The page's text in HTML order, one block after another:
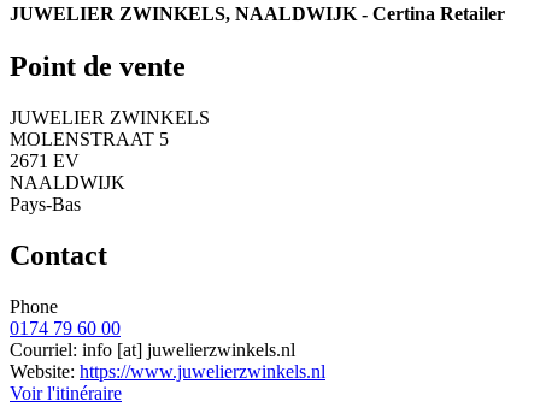
JUWELIER ZWINKELS, NAALDWIJK - Certina Retailer
Point de vente
JUWELIER ZWINKELS
MOLENSTRAAT 5
2671 EV
NAALDWIJK
Pays-Bas
Contact
Phone
0174 79 60 00
Courriel: info [at] juwelierzwinkels.nl
Website: https://www.juwelierzwinkels.nl
Voir l'itinéraire